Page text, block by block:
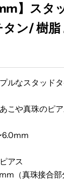
】スタ
タン/ 樹
ルなスタッド
こや真珠のピア
6.0mm
アス
（真珠接合